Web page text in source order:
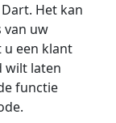
Het kan
van uw
u een klant
wilt laten
functie